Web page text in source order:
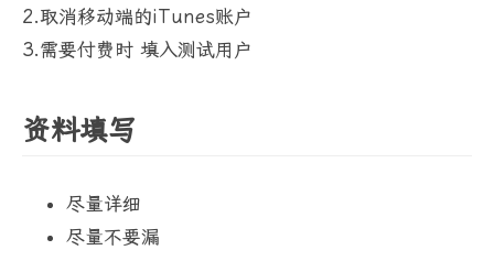
2.取消移动端的iTunes账户
3.需要付费时 填入测试用户
资料填写
尽量详细
尽量不要漏